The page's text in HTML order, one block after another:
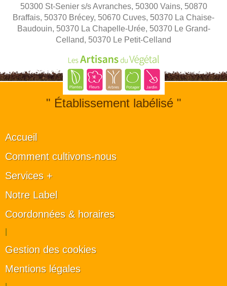
50300 St-Senier s/s Avranches, 50300 Vains, 50870
Braffais, 50370 Brécey, 50670 Cuves, 50370 La Chaise-
Baudouin, 50370 La Chapelle-Urée, 50370 Le Grand-
Celland, 50370 Le Petit-Celland
" Établissement labélisé "
Accueil
Comment cultivons-nous
Services +
Notre Label
Coordonnées & horaires
Gestion des cookies
Mentions légales